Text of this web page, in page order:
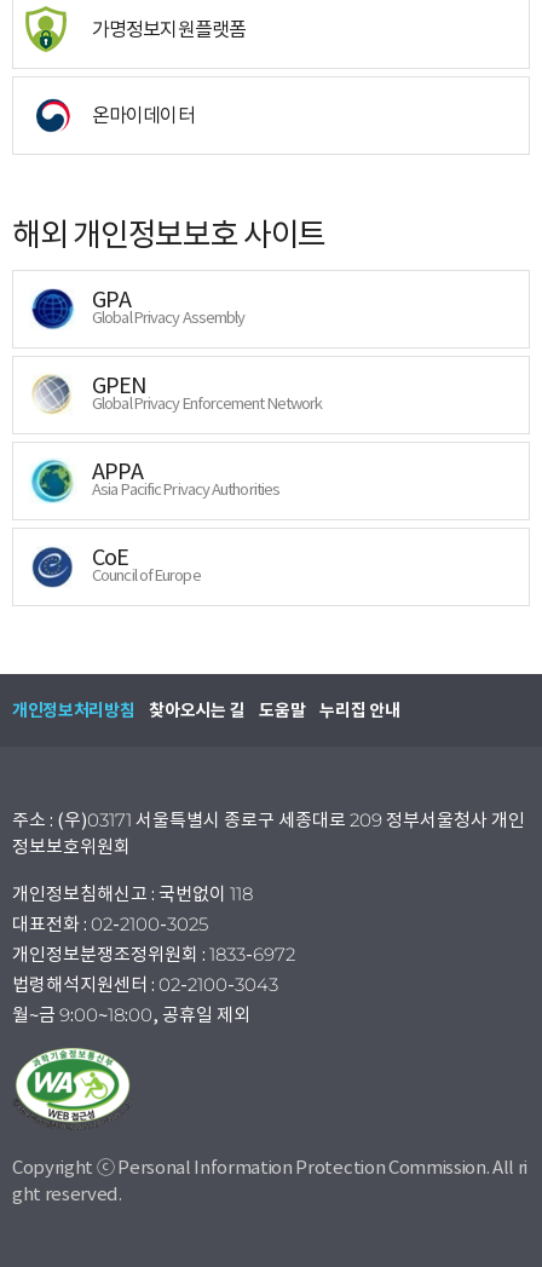
가명정보지원플랫폼
온마이데이터
해외 개인정보보호 사이트
GPA
Global Privacy Assembly
GPEN
Global Privacy Enforcement Network
APPA
Asia Pacific Privacy Authorities
CoE
Council of Europe
개인정보처리방침 찾아오시는 길 도움말 누리집 안내
주소 : (우)03171 서울특별시 종로구 세종대로 209 정부서울청사 개인
정보보호위원회
개인정보침해신고 : 국번없이 118
대표전화 : 02-2100-3025
개인정보분쟁조정위원회 : 1833-6972
법령해석지원센터 : 02-2100-3043
월~금 9:00~18:00, 공휴일 제외
Copyright ⓒ Personal Information Protection Commission. All ri
ght reserved.